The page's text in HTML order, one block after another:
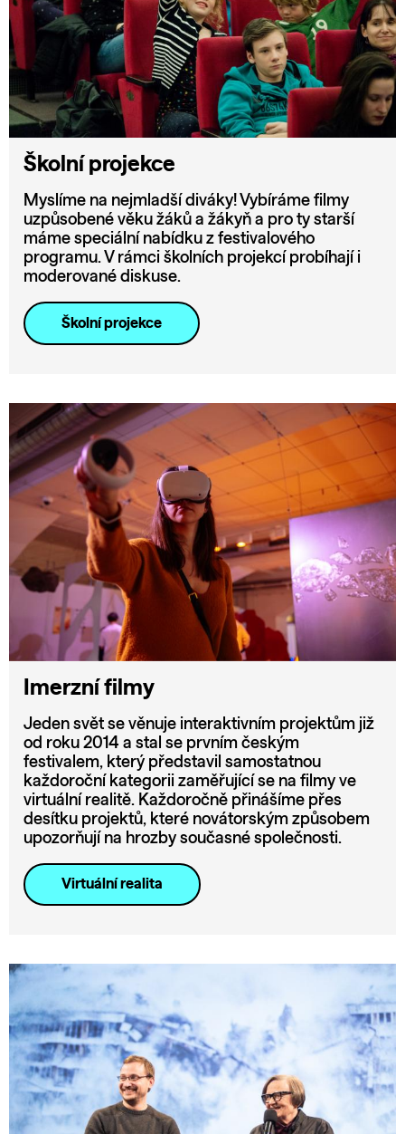
Školní projekce
Myslíme na nejmladší diváky! Vybíráme filmy
uzpůsobené věku žáků a žákyň a pro ty starší
máme speciální nabídku z festivalového
programu. V rámci školních projekcí probíhají i
moderované diskuse.
Školní projekce
Imerzní filmy
Jeden svět se věnuje interaktivním projektům již
od roku 2014 a stal se prvním českým
festivalem, který představil samostatnou
každoroční kategorii zaměřující se na filmy ve
virtuální realitě. Každoročně přinášíme přes
desítku projektů, které novátorským způsobem
upozorňují na hrozby současné společnosti.
Virtuální realita